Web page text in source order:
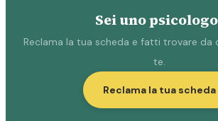
Sei uno
Reclama la tua scheda e fatti trovare da
te.
Reclama la tua scheda